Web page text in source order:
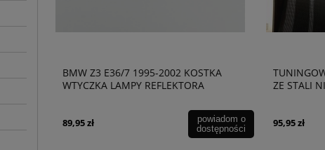
BMW Z3 E36/7 1995-2002 KOSTKA
WTYCZKA LAMPY REFLEKTORA
89,95 zł
powiadom o
dostępności
ZE STALI
95,95 zł